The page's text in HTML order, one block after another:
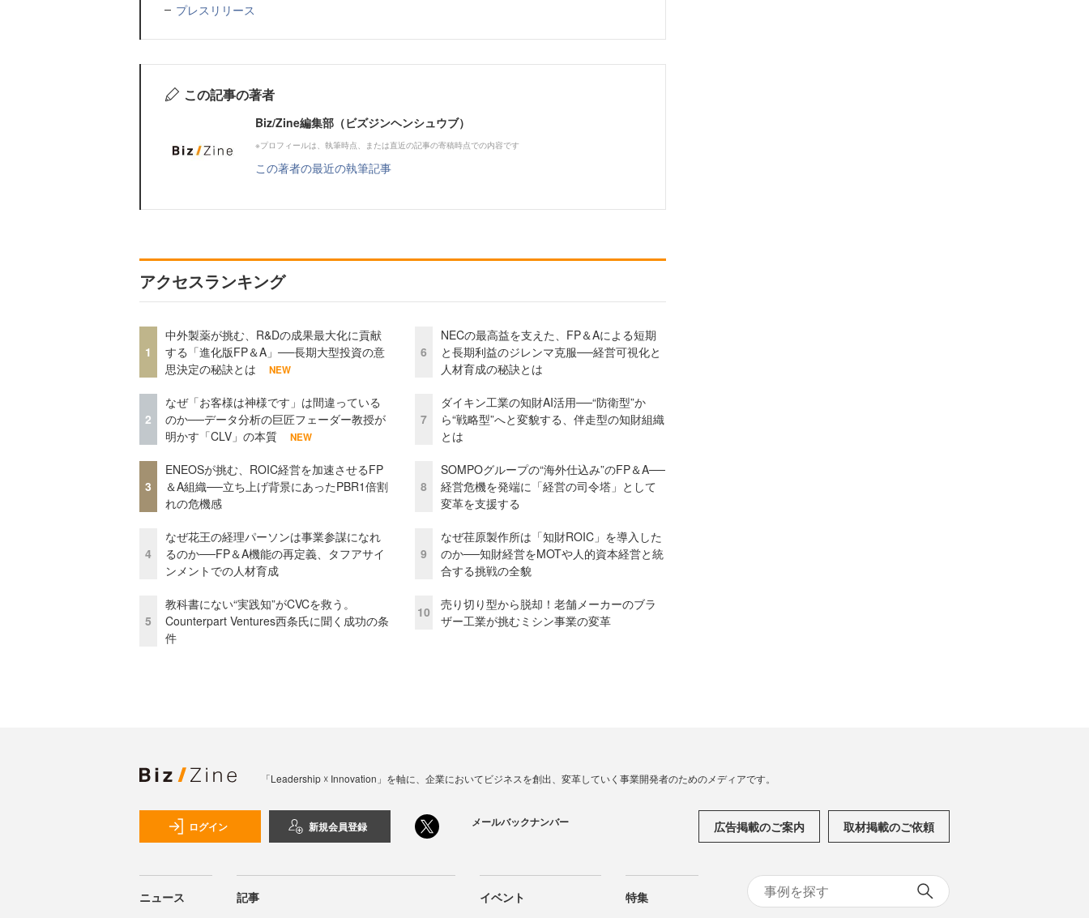
プレスリリース
この記事の著者
Biz/Zine編集部（ビズジンヘンシュウブ）
※プロフィールは、執筆時点、または直近の記事の寄稿時点での内容です
この著者の最近の執筆記事
アクセスランキング
1
中外製薬が挑む、R&Dの成果最大化に貢献
する「進化版FP＆A」──長期大型投資の意
思決定の秘訣とは
NEW
2
なぜ「お客様は神様です」は間違っている
のか──データ分析の巨匠フェーダー教授が
明かす「CLV」の本質
NEW
3
ENEOSが挑む、ROIC経営を加速させるFP
＆A組織──立ち上げ背景にあったPBR1倍割
れの危機感
4
なぜ花王の経理パーソンは事業参謀になれ
るのか──FP＆A機能の再定義、タフアサイ
ンメントでの人材育成
5
教科書にない“実践知”がCVCを救う。
Counterpart Ventures西条氏に聞く成功の条
件
6
NECの最高益を支えた、FP＆Aによる短期
と長期利益のジレンマ克服──経営可視化と
人材育成の秘訣とは
7
ダイキン工業の知財AI活用──“防衛型”か
ら“戦略型”へと変貌する、伴走型の知財組織
とは
8
SOMPOグループの“海外仕込み”のFP＆A──
経営危機を発端に「経営の司令塔」として
変革を支援する
9
なぜ荏原製作所は「知財ROIC」を導入した
のか──知財経営をMOTや人的資本経営と統
合する挑戦の全貌
10
売り切り型から脱却！老舗メーカーのブラ
ザー工業が挑むミシン事業の変革
「Leadership ☓ Innovation」を軸に、企業においてビジネスを創出、変革していく事業開発者のためのメディアです。
ログイン 新規会員登録 メールバックナンバー 広告掲載のご案内 取材掲載のご依頼
ニュース 記事 イベント 特集